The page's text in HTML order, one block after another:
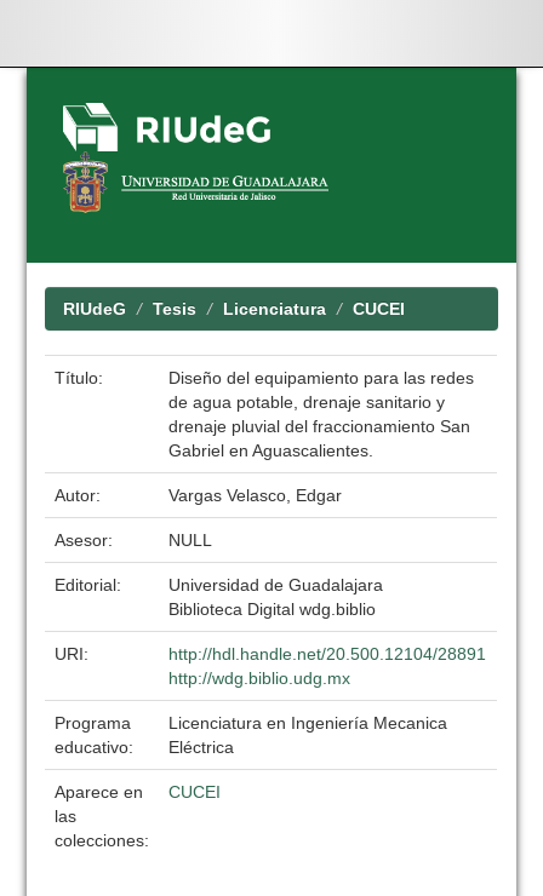
Skip
navigation
RIUdeG Tesis Licenciatura CUCEI
Título:
Diseño del equipamiento para las redes
de agua potable, drenaje sanitario y
drenaje pluvial del fraccionamiento San
Gabriel en Aguascalientes.
Autor: Vargas Velasco, Edgar
Asesor: NULL
Editorial:
Universidad de Guadalajara
Biblioteca Digital wdg.biblio
URI:
http://hdl.handle.net/20.500.12104/28891
http://wdg.biblio.udg.mx
Programa
educativo:
Licenciatura en Ingeniería Mecanica
Eléctrica
Aparece en
las
colecciones:
CUCEI